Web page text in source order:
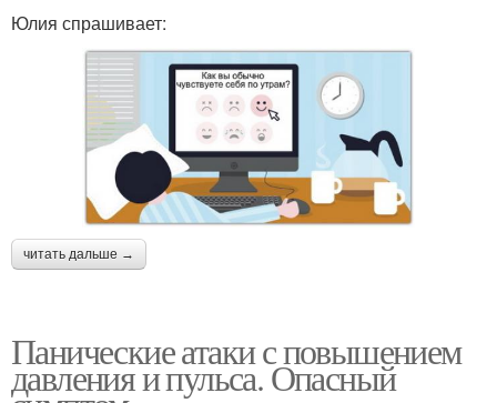
Юлия спрашивает:
читать дальше →
Панические атаки с повышением
давления и пульса. Опасный